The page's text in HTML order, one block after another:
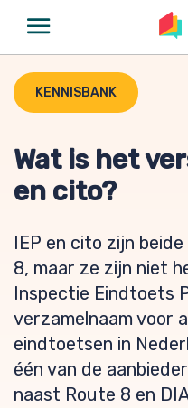
KENNISBANK
Wat is het
en cito?
IEP en cito zijn
8, maar ze zijn niet
Inspectie Eindtoets
verzamelnaam voor
eindtoetsen in
één van de
naast Route 8 en